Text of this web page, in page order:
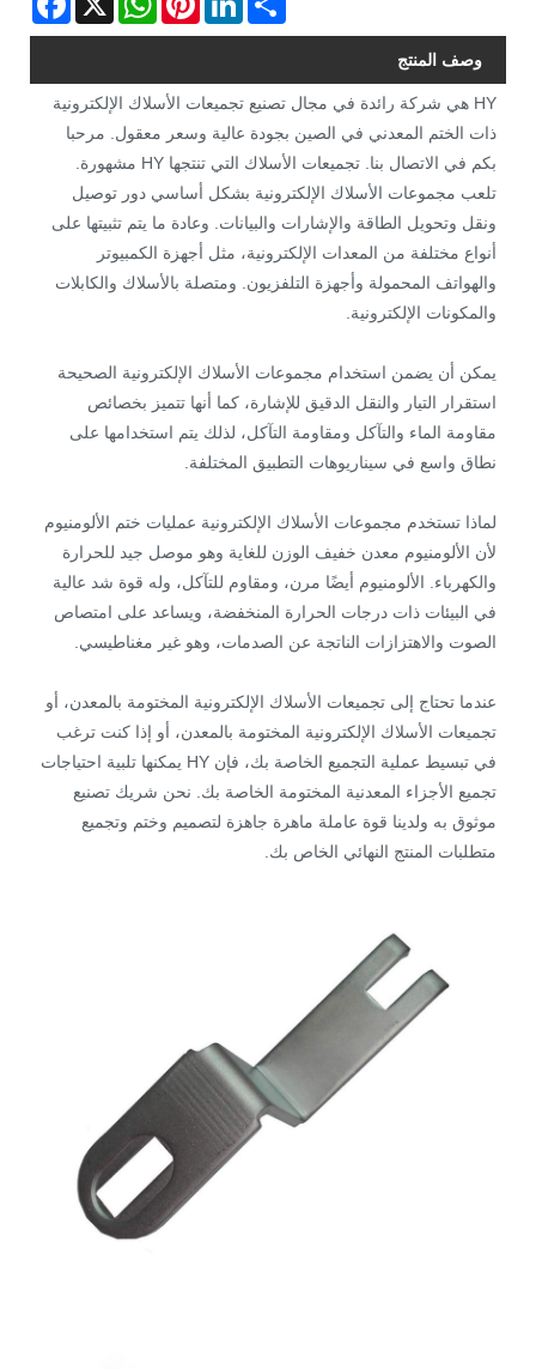
وصف المنتج
HY هي شركة رائدة في مجال تصنيع تجميعات الأسلاك الإلكترونية
ذات الختم المعدني في الصين بجودة عالية وسعر معقول. مرحبا
بكم في الاتصال بنا. تجميعات الأسلاك التي تنتجها HY مشهورة.
تلعب مجموعات الأسلاك الإلكترونية بشكل أساسي دور توصيل
ونقل وتحويل الطاقة والإشارات والبيانات. وعادة ما يتم تثبيتها على
أنواع مختلفة من المعدات الإلكترونية، مثل أجهزة الكمبيوتر
والهواتف المحمولة وأجهزة التلفزيون. ومتصلة بالأسلاك والكابلات
والمكونات الإلكترونية.
يمكن أن يضمن استخدام مجموعات الأسلاك الإلكترونية الصحيحة
استقرار التيار والنقل الدقيق للإشارة، كما أنها تتميز بخصائص
مقاومة الماء والتآكل ومقاومة التآكل، لذلك يتم استخدامها على
نطاق واسع في سيناريوهات التطبيق المختلفة.
لماذا تستخدم مجموعات الأسلاك الإلكترونية عمليات ختم الألومنيوم
لأن الألومنيوم معدن خفيف الوزن للغاية وهو موصل جيد للحرارة
والكهرباء. الألومنيوم أيضًا مرن، ومقاوم للتآكل، وله قوة شد عالية
في البيئات ذات درجات الحرارة المنخفضة، ويساعد على امتصاص
الصوت والاهتزازات الناتجة عن الصدمات، وهو غير مغناطيسي.
عندما تحتاج إلى تجميعات الأسلاك الإلكترونية المختومة بالمعدن، أو
تجميعات الأسلاك الإلكترونية المختومة بالمعدن، أو إذا كنت ترغب
في تبسيط عملية التجميع الخاصة بك، فإن HY يمكنها تلبية احتياجات
تجميع الأجزاء المعدنية المختومة الخاصة بك. نحن شريك تصنيع
موثوق به ولدينا قوة عاملة ماهرة جاهزة لتصميم وختم وتجميع
متطلبات المنتج النهائي الخاص بك.